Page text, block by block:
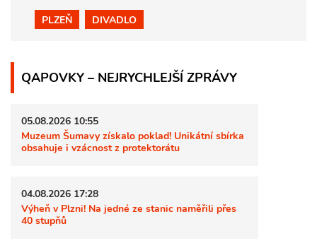
PLZEŇ DIVADLO
QAPOVKY – NEJRYCHLEJŠÍ ZPRÁVY
05.08.2026 10:55
Muzeum Šumavy získalo poklad! Unikátní sbírka
obsahuje i vzácnost z protektorátu
04.08.2026 17:28
Výheň v Plzni! Na jedné ze stanic naměřili přes
40 stupňů